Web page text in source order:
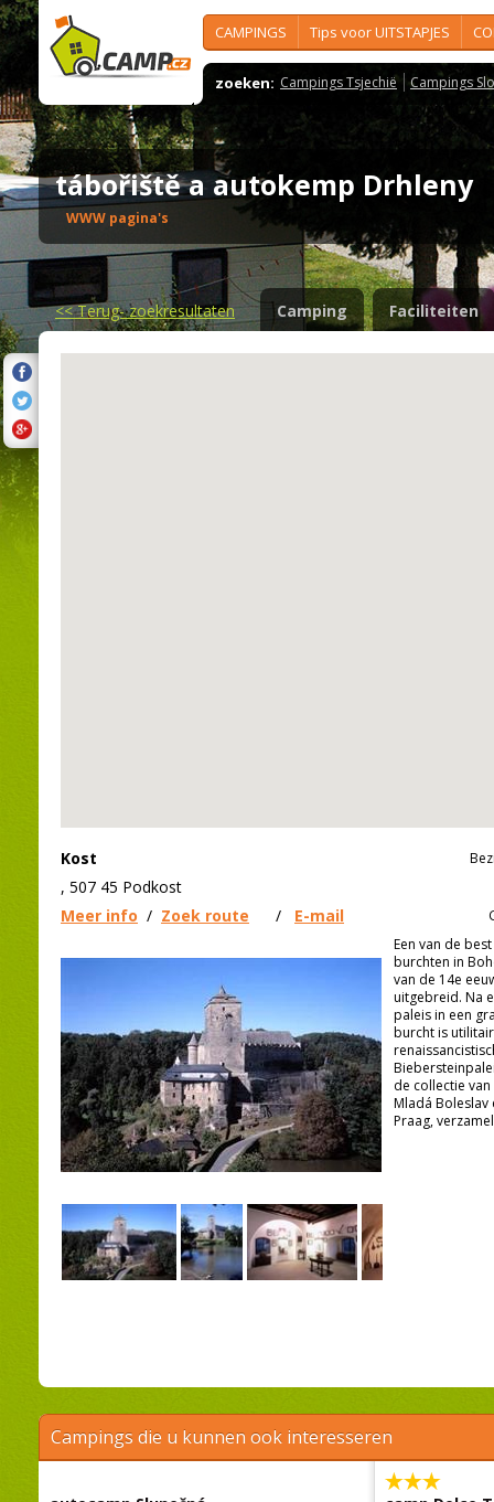
CAMPINGS Tips voor UITSTAPJES
zoeken: Campings Tsjechië Campings
tábořiště a autokemp Drhleny
WWW pagina's
<<Terug- zoekresultaten Camping Faciliteiten
Kost
, 507 45 Podkost
Meer info / Zoek route / E-mail
Een van de
burchten in
van de 14e
uitgebreid. Na
paleis in een
burcht is
de collectie
Mladá Boleslav
Praag,
Campings die u kunnen ook interesseren